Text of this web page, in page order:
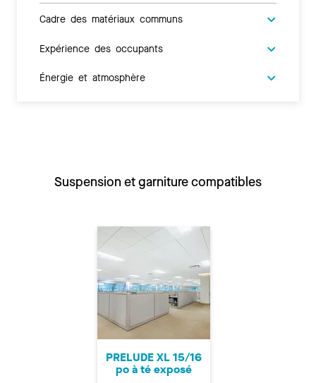
Cadre des matériaux communs
Expérience des occupants
Énergie et atmosphère
Suspension et garniture compatibles
PRELUDE XL 15/16
po à té exposé